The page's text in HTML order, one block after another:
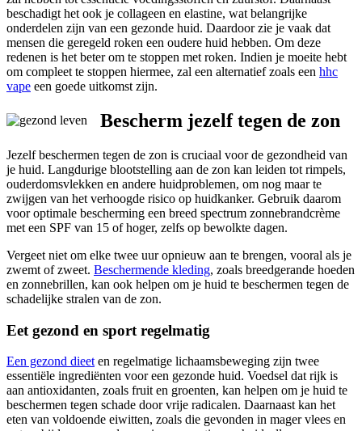
beschadigt het ook je collageen en elastine, wat belangrijke
onderdelen zijn van een gezonde huid. Daardoor zie je vaak dat
mensen die geregeld roken een oudere huid hebben. Om deze
redenen is het beter om te stoppen met roken. Indien je moeite hebt
om compleet te stoppen hiermee, zal een alternatief zoals een hhc
vape een goede uitkomst zijn.
Bescherm jezelf tegen de zon
Jezelf beschermen tegen de zon is cruciaal voor de gezondheid van
je huid. Langdurige blootstelling aan de zon kan leiden tot rimpels,
ouderdomsvlekken en andere huidproblemen, om nog maar te
zwijgen van het verhoogde risico op huidkanker. Gebruik daarom
voor optimale bescherming een breed spectrum zonnebrandcrème
met een SPF van 15 of hoger, zelfs op bewolkte dagen.
Vergeet niet om elke twee uur opnieuw aan te brengen, vooral als je
zwemt of zweet. Beschermende kleding, zoals breedgerande hoeden
en zonnebrillen, kan ook helpen om je huid te beschermen tegen de
schadelijke stralen van de zon.
Eet gezond en sport regelmatig
Een gezond dieet en regelmatige lichaamsbeweging zijn twee
essentiële ingrediënten voor een gezonde huid. Voedsel dat rijk is
aan antioxidanten, zoals fruit en groenten, kan helpen om je huid te
beschermen tegen schade door vrije radicalen. Daarnaast kan het
eten van voldoende eiwitten, zoals die gevonden in mager vlees en